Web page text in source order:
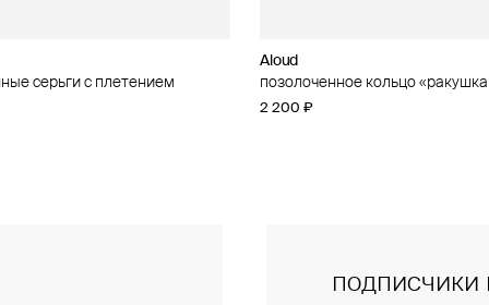
серьги с плетением
Aloud
позолоченное кольцо
2 200 ₽
кольцо с кубическим
и звезда»
Aloud
золотистое колье-цепь
5 600 ₽
подписчики